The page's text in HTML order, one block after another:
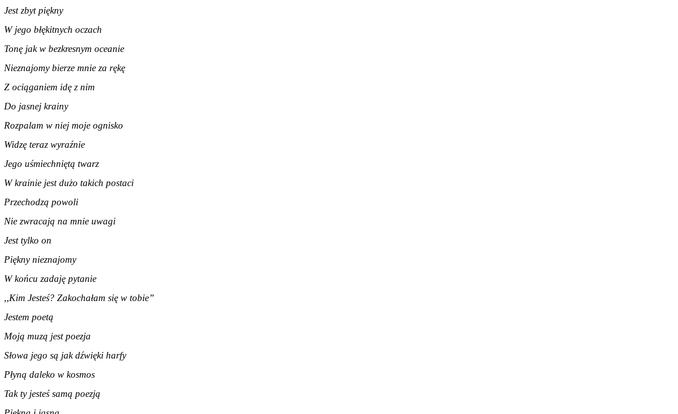
Jest zbyt piękny
W jego błękitnych oczach
Tonę jak w bezkresnym oceanie
Nieznajomy bierze mnie za rękę
Z ociąganiem idę z nim
Do jasnej krainy
Rozpalam w niej moje ognisko
Widzę teraz wyraźnie
Jego uśmiechniętą twarz
W krainie jest dużo takich postaci
Przechodzą powoli
Nie zwracają na mnie uwagi
Jest tylko on
Piękny nieznajomy
W końcu zadaję pytanie
,,Kim Jesteś? Zakochałam się w tobie”
Jestem poetą
Moją muzą jest poezja
Słowa jego są jak dźwięki harfy
Płyną daleko w kosmos
Tak ty jesteś samą poezją